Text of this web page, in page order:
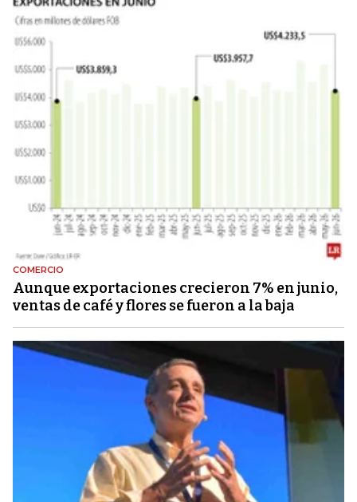
COMERCIO
Aunque exportaciones crecieron 7% en junio,
ventas de café y flores se fueron a la baja